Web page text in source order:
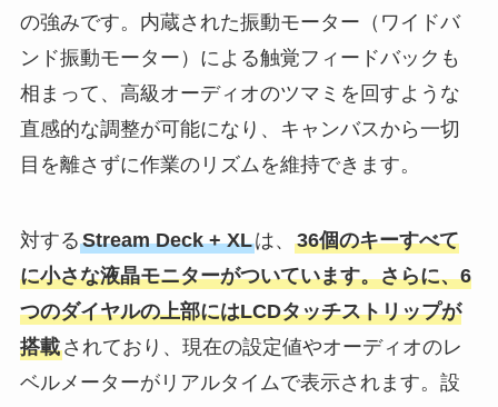
の強みです。内蔵された振動モーター（ワイドバ
ンド振動モーター）による触覚フィードバックも
相まって、高級オーディオのツマミを回すような
直感的な調整が可能になり、キャンバスから一切
目を離さずに作業のリズムを維持できます。
対するStream Deck + XLは、 36個のキーすべて
に小さな液晶モニターがついています。さらに、6
つのダイヤルの上部にはLCDタッチストリップが
搭載されており、現在の設定値やオーディオのレ
ベルメーターがリアルタイムで表示されます。設